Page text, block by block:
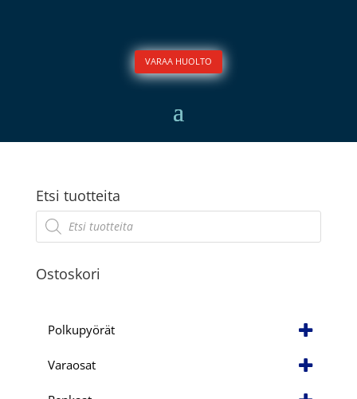
VARAA HUOLTO
Etsi tuotteita
Products
search
Ostoskori
Polkupyörät
Varaosat